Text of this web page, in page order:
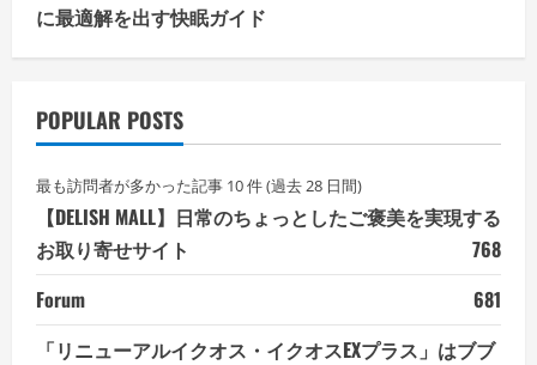
に最適解を出す快眠ガイド
POPULAR POSTS
最も訪問者が多かった記事 10 件 (過去 28 日間)
【DELISH MALL】日常のちょっとしたご褒美を実現する
お取り寄せサイト
768
Forum
681
「リニューアルイクオス・イクオスEXプラス」はブブ